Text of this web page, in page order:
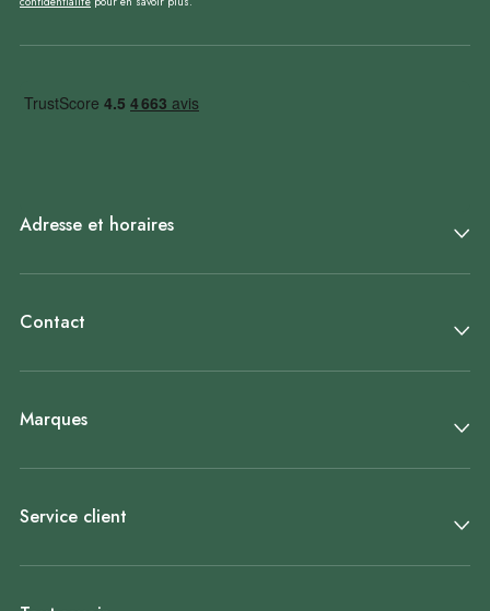
Adresse et horaires
Contact
Marques
Service client